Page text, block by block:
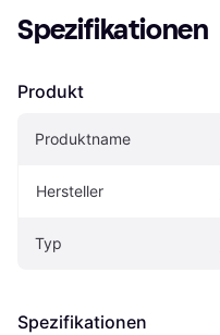
Spezifikationen
Produkt
Produktname
Hersteller
Typ
Spezifikationen